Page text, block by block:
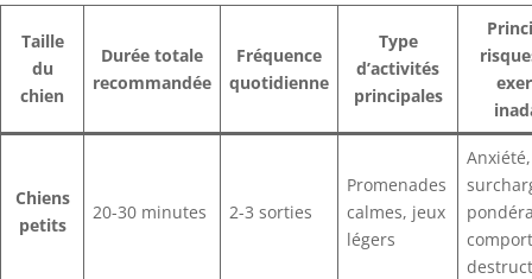
Taille
du
chien
Durée totale
recommandée
Fréquence
quotidienne
Type
d’activités
principales
Chiens
petits
20-30 minutes 2-3 sorties
Promenades
calmes, jeux
légers
Anxiété,